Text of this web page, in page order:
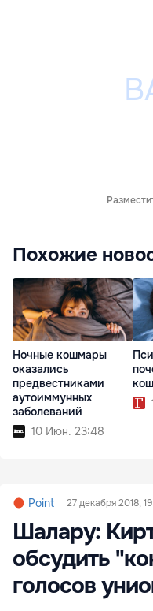
Похожие
Ночные кошмары
оказались
предвестниками
аутоиммунных
заболеваний
10 Июн. 23:48
Point 27 декабря 2018,
Шалару:
обсудить
голосов